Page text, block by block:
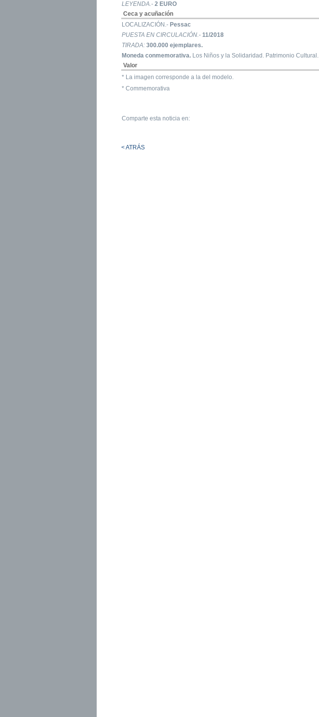
LEYENDA.- 2 EURO
Ceca y acuñación
LOCALIZACIÓN.- Pessac
PUESTA EN CIRCULACIÓN.- 11/2018
TIRADA: 300.000 ejemplares.
Moneda conmemorativa. Los Niños y la Solidaridad. Patrimonio Cultural.
Valor
* La imagen corresponde a la del modelo.
* Commemorativa
Comparte esta noticia en:
< ATRÁS